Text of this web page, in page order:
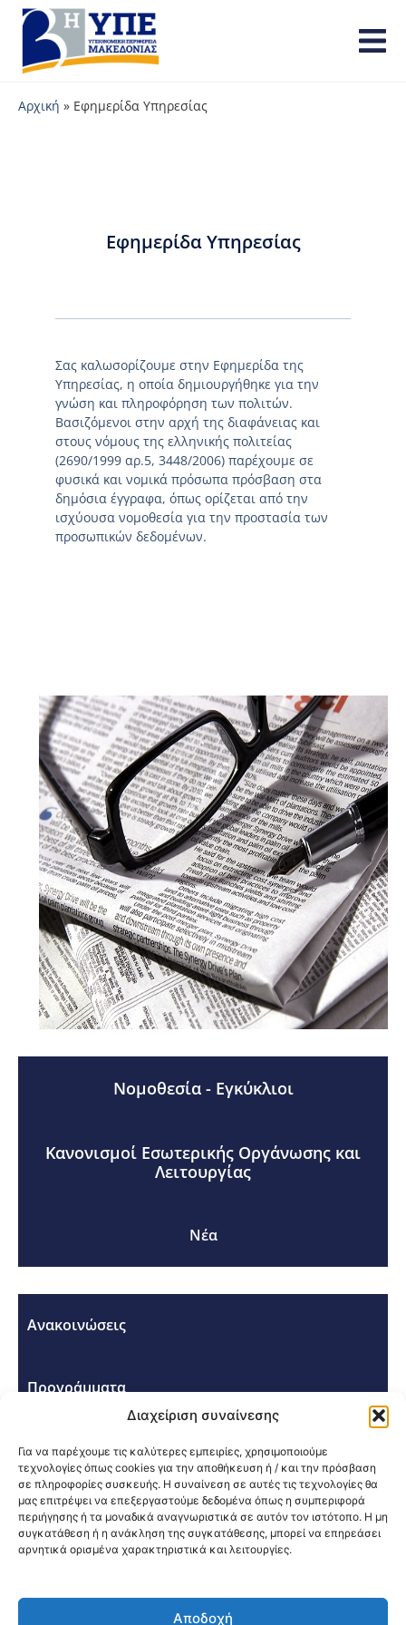
Διαχείριση συναίνεσης
Για να παρέχουμε τις καλύτερες εμπειρίες, χρησιμοποιούμε
τεχνολογίες όπως cookies για την αποθήκευση ή / και την πρόσβαση
σε πληροφορίες συσκευής. Η συναίνεση σε αυτές τις τεχνολογίες θα
μας επιτρέψει να επεξεργαστούμε δεδομένα όπως η συμπεριφορά
περιήγησης ή τα μοναδικά αναγνωριστικά σε αυτόν τον ιστότοπο. Η μη
συγκατάθεση ή η ανάκληση της συγκατάθεσης, μπορεί να επηρεάσει
αρνητικά ορισμένα χαρακτηριστικά και λειτουργίες.
Αποδοχή
Αρχική » Εφημερίδα Υπηρεσίας
Εφημερίδα Υπηρεσίας
Σας καλωσορίζουμε στην Εφημερίδα της
Υπηρεσίας, η οποία δημιουργήθηκε για την
γνώση και πληροφόρηση των πολιτών.
Βασιζόμενοι στην αρχή της διαφάνειας και
στους νόμους της ελληνικής πολιτείας
(2690/1999 αρ.5, 3448/2006) παρέχουμε σε
φυσικά και νομικά πρόσωπα πρόσβαση στα
δημόσια έγγραφα, όπως ορίζεται από την
ισχύουσα νομοθεσία για την προστασία των
προσωπικών δεδομένων.
Νομοθεσία - Εγκύκλιοι
Κανονισμοί Εσωτερικής Οργάνωσης και
Λειτουργίας
Νέα
Ανακοινώσεις
Προγράμματα
Σεμινάρια - Συνέδρια